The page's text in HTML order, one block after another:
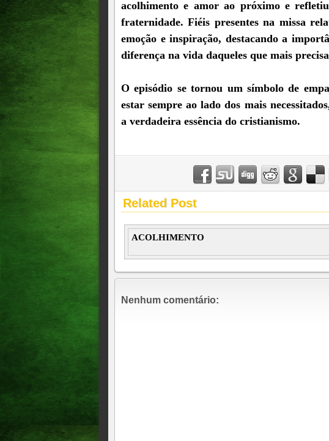
acolhimento e amor ao próximo e
fraternidade. Fiéis presentes na missa
emoção e inspiração, destacando a
diferença na vida daqueles que mais
O episódio se tornou um símbolo de
estar sempre ao lado dos mais
a verdadeira essência do cristianismo.
Related Post
ACOLHIMENTO
Nenhum comentário: